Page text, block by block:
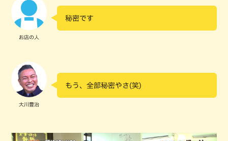
お店の人
秘密です
大川豊治
もう、全部秘密やさ(笑)